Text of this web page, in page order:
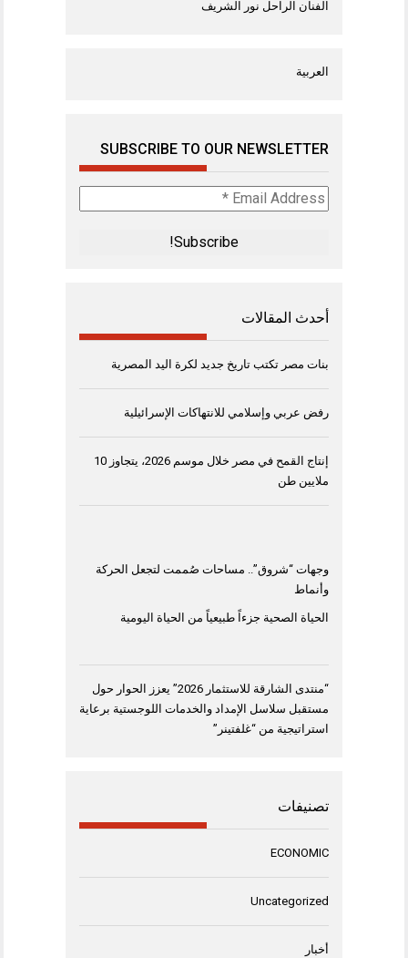
الفنان الراحل نور الشريف
العربية
SUBSCRIBE TO OUR NEWSLETTER
Email
Address
أحدث المقالات
بنات مصر تكتب تاريخ جديد لكرة اليد المصرية
رفض عربي وإسلامي للانتهاكات الإسرائيلية
إنتاج القمح في مصر خلال موسم 2026، يتجاوز 10
ملايين طن
وجهات “شروق”.. مساحات صُممت لتجعل الحركة
وأنماط
الحياة الصحية جزءاً طبيعياً من الحياة اليومية
“منتدى الشارقة للاستثمار 2026” يعزز الحوار حول
مستقبل سلاسل الإمداد والخدمات اللوجستية برعاية
استراتيجية من “غلفتينر”
تصنيفات
ECONOMIC
Uncategorized
أخبار